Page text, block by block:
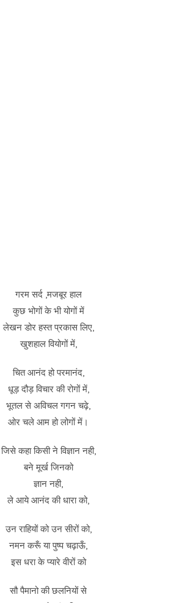
गरम सर्द ,मजबूर हाल
कुछ भोगों के भी योगों में
लेखन डोर हस्त प्रकास लिए,
खुशहाल वियोगों में,
चित आनंद हो परमानंद,
धूड़ दौड़ विचार की रोगों में,
भूतल से अविचल गगन चढ़े,
ओर चले आम हो लोगों में।
जिसे कहा किसी ने विज्ञान नही,
बने मूर्ख जिनको
ज्ञान नही,
ले आये आनंद की धारा को,
उन राहियों को उन सीरों को,
नमन करूँ या पुष्प चढ़ाऊँ,
इस धरा के प्यारे वीरों को
सौ पैमानो की छलनियों से